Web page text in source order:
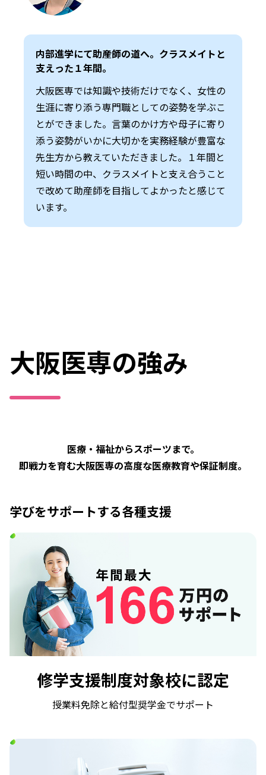
内部進学にて助産師の道へ。クラスメイトと
支えった１年間。
大阪医専では知識や技術だけでなく、女性の
生涯に寄り添う専門職としての姿勢を学ぶこ
とができました。言葉のかけ方や母子に寄り
添う姿勢がいかに大切かを実務経験が豊富な
先生方から教えていただきました。１年間と
短い時間の中、クラスメイトと支え合うこと
で改めて助産師を目指してよかったと感じて
います。
大阪医専の強み
医療・福祉からスポーツまで。
即戦力を育む大阪医専の高度な医療教育や保証制度。
学びをサポートする各種支援
修学支援制度対象校に認定
授業料免除と給付型奨学金でサポート